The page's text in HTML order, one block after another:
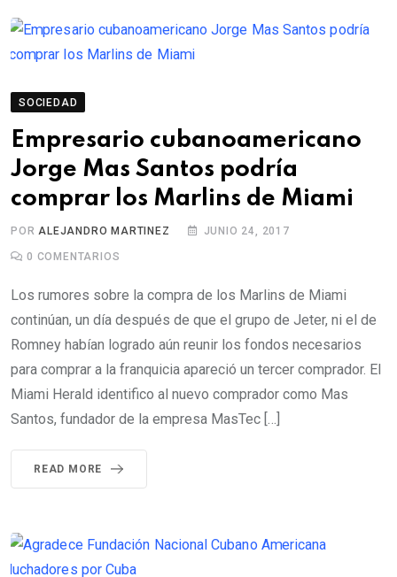
SOCIEDAD
Empresario cubanoamericano
Jorge Mas Santos podría
comprar los Marlins de Miami
PORALEJANDRO MARTINEZ JUNIO 24, 2017
0 COMENTARIOS
Los rumores sobre la compra de los Marlins de Miami
continúan, un día después de que el grupo de Jeter, ni el de
Romney habían logrado aún reunir los fondos necesarios
para comprar a la franquicia apareció un tercer comprador. El
Miami Herald identifico al nuevo comprador como Mas
Santos, fundador de la empresa MasTec […]
READ MORE